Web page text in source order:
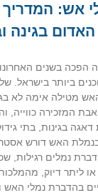
אש:
האדום בגינה
הפכה בשנים
ביותר בישראל.
מטילה אימה לא
המזכירה
בגינות, בתי
בנמלת האש דורש
נמלים רגילות,
ליתר דיוק,
בהדברת נמלי האש